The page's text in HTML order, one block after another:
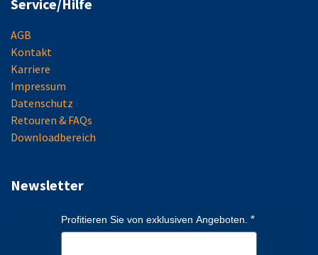
Service/Hilfe
AGB
Kontakt
Karriere
Impressum
Datenschutz
Retouren & FAQs
Downloadbereich
Newsletter
Profitieren Sie von exklusiven Angeboten.